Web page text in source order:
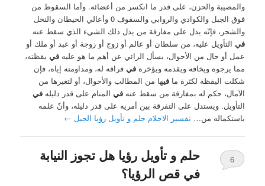
والمصيبة والحزن، على قدر ما انكسر من أعضائه. وأما السقوط من
فوق الجبل والكوادي والروابي والسقوف 0 وأعالي الحيطان والنخل
والشجر، فإنّه يدل على مفارقة من يدل ذلك الشيء الذي سقط عنه
في التأويل عليه، من سلطان أو عالم أو زوج أو زوجة أو عبد أو ملك أو
عمل أو حال من الأحوال، يسأل الرائي عن أهم ما هو عليهفي يقظته،
مما يرجوه ويخافه ويقدمه ويؤخرهفي فراقه له، ومداومته إياه، فإن
شكلت اليقظة لكثرة مافيها من المطالب والأحوال، أو لتغيرها من
الآمال، حكم له بمفارقة من سقط عنهفي المنام على قدر دليلهفي
التأويل. ويستدل على التفرقة بين أمريه على قدر دليله، وأنّ علمه
باستكماله من…تفسير الاحلام حلم و تأويل رؤيا الجبل ←
حلم و تأويل رؤيا هل تجوز النيابة
في قص الرؤيا؟
6